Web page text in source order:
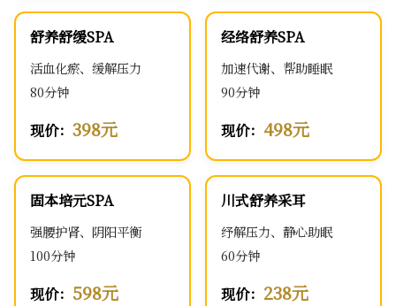
舒养舒缓SPA
活血化瘀、缓解压力
80分钟
现价： 398元
经络舒养SPA
加速代谢、帮助睡眠
90分钟
现价： 498元
固本培元SPA
强腰护肾、阴阳平衡
100分钟
现价： 598元
川式舒养采耳
纾解压力、静心助眠
60分钟
现价： 238元